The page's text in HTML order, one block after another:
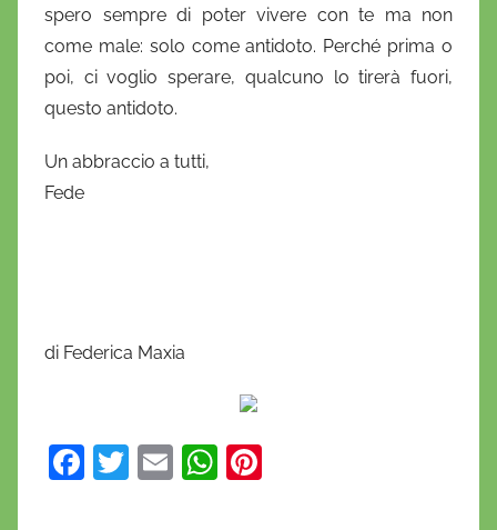
spero sempre di poter vivere con te ma non
come male: solo come antidoto. Perché prima o
poi, ci voglio sperare, qualcuno lo tirerà fuori,
questo antidoto.
Un abbraccio a tutti,
Fede
di Federica Maxia
F
T
E
W